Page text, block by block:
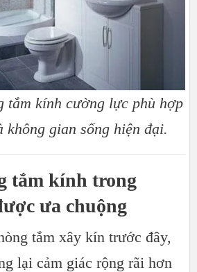
tắm kính cường lực phù hợp
không gian sống hiện đại.
tắm kính trong
ưa chuộng
tắm xây kín trước đây,
lại cảm giác rộng rãi hơn